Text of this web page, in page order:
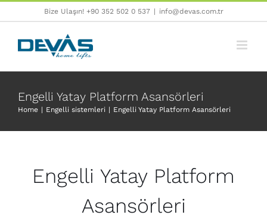
to
content
Bize Ulaşın! +90 352 502 0 537 | info@devas.com.tr
Engelli Yatay Platform Asansörleri
Home Engelli sistemleri Engelli Yatay Platform Asansörleri
Engelli Yatay Platform
Asansörleri